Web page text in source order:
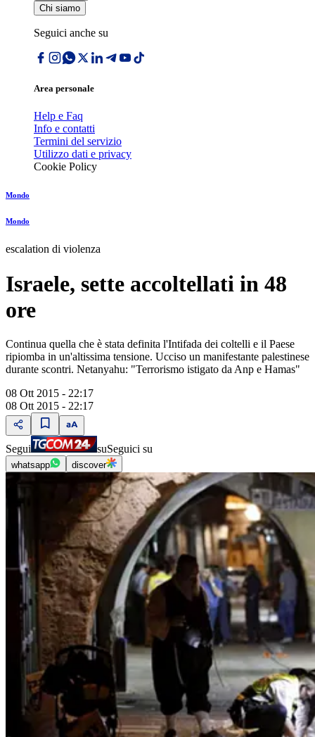
Chi siamo
Seguici anche su
Area personale
Help e Faq
Info e contatti
Termini del servizio
Utilizzo dati e privacy
Cookie Policy
Mondo
Mondo
escalation di violenza
Israele, sette accoltellati in 48
ore
Continua quella che è stata definita l'Intifada dei coltelli e il Paese
ripiomba in un'altissima tensione. Ucciso un manifestante palestinese
durante scontri. Netanyahu: "Terrorismo istigato da Anp e Hamas"
08 Ott 2015 - 22:17
08 Ott 2015 - 22:17
Segui suSeguici su
whatsapp discover